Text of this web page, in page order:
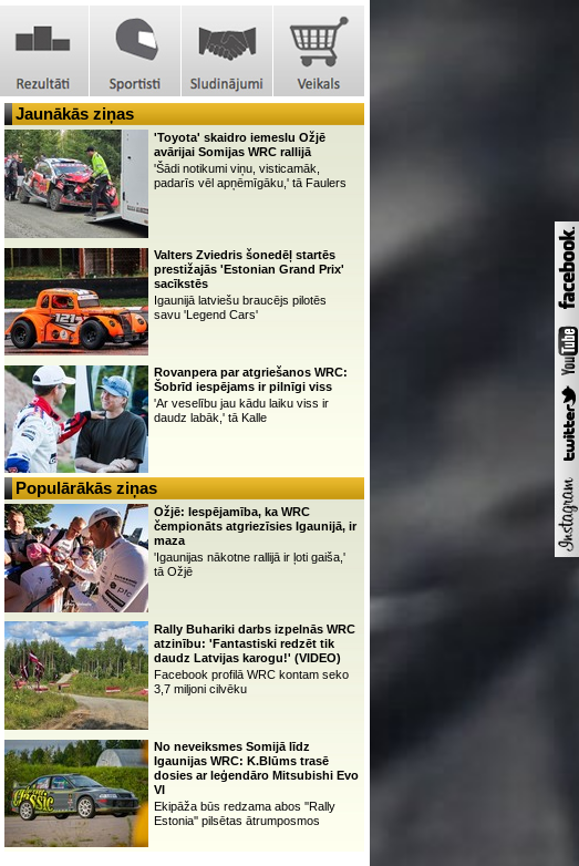
Jaunākās ziņas
'Toyota' skaidro iemeslu Ožjē
avārijai Somijas WRC rallijā
'Šādi notikumi viņu, visticamāk,
padarīs vēl apņēmīgāku,' tā Faulers
Valters Zviedris šonedēļ startēs
prestižajās 'Estonian Grand Prix'
sacīkstēs
Igaunijā latviešu braucējs pilotēs
savu 'Legend Cars'
Rovanpera par atgriešanos WRC:
Šobrīd iespējams ir pilnīgi viss
'Ar veselību jau kādu laiku viss ir
daudz labāk,' tā Kalle
Populārākās ziņas
Ožjē: Iespējamība, ka WRC
čempionāts atgriezīsies Igaunijā, ir
maza
'Igaunijas nākotne rallijā ir ļoti gaiša,'
tā Ožjē
Rally Buhariki darbs izpelnās WRC
atzinību: 'Fantastiski redzēt tik
daudz Latvijas karogu!' (VIDEO)
Facebook profilā WRC kontam seko
3,7 miljoni cilvēku
No neveiksmes Somijā līdz
Igaunijas WRC: K.Blūms trasē
dosies ar leģendāro Mitsubishi Evo
VI
Ekipāža būs redzama abos ''Rally
Estonia'' pilsētas ātrumposmos